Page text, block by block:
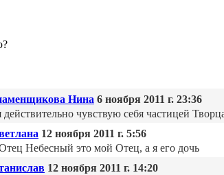
Нина 6 ноября 2011 г. 23:36
действительно чувствую себя частицей
12 ноября 2011 г. 5:56
Небесный это мой Отец, а я его дочь
12 ноября 2011 г. 14:20